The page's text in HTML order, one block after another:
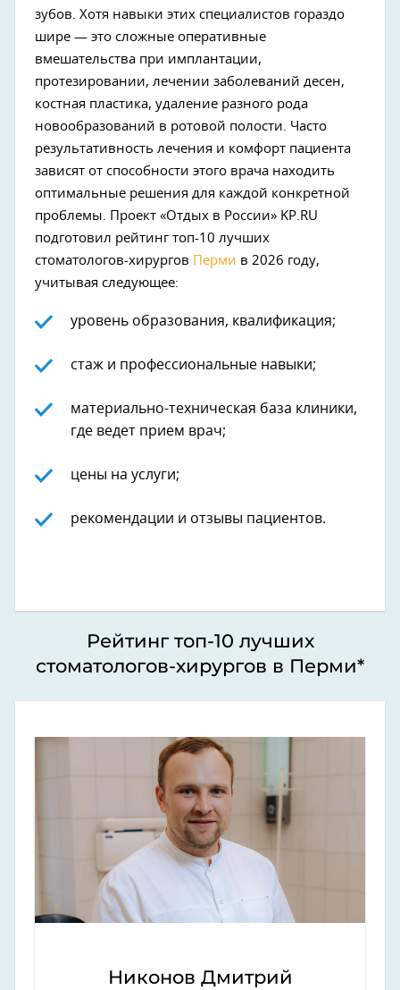
зубов. Хотя навыки этих специалистов гораздо
шире — это сложные оперативные
вмешательства при имплантации,
протезировании, лечении заболеваний десен,
костная пластика, удаление разного рода
новообразований в ротовой полости. Часто
результативность лечения и комфорт пациента
зависят от способности этого врача находить
оптимальные решения для каждой конкретной
проблемы. Проект «Отдых в России» KP.RU
подготовил рейтинг топ-10 лучших
стоматологов-хирургов
Перми в 2026 году,
учитывая следующее:
уровень образования, квалификация;
стаж и профессиональные навыки;
материально-техническая база клиники,
где ведет прием врач;
цены на услуги;
рекомендации и отзывы пациентов.
Рейтинг топ-10 лучших
стоматологов-хирургов в Перми*
Никонов Дмитрий